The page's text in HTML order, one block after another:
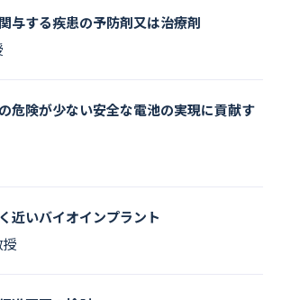
与する疾患の予防剤又は治療剤
危険が少ない安全な電池の実現に貢献す
近いバイオインプラント
授